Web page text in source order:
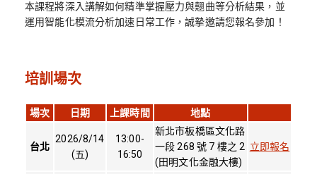
本課程將深入講解如何精準掌握壓力與翹曲等分析結果，並
運用智能化模流分析加速日常工作，誠摯邀請您報名參加！
培訓場次
場次 日期 上課時間 地點
台北
2026/8/14
(五)
13:00-
16:50
新北市板橋區文化路
一段 268 號 7 樓之 2
(田明文化金融大樓)
立即報名